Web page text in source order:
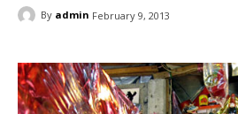
By admin February 9, 2013